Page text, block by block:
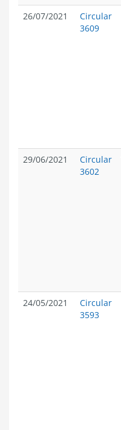
26/07/2021
Circular
3609
29/06/2021
Circular
3602
24/05/2021
Circular
3593